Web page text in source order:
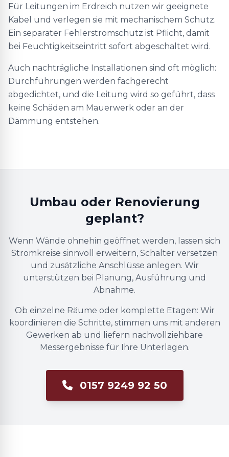
Für Leitungen im Erdreich nutzen wir geeignete
Kabel und verlegen sie mit mechanischem Schutz.
Ein separater Fehlerstromschutz ist Pflicht, damit
bei Feuchtigkeitseintritt sofort abgeschaltet wird.
Auch nachträgliche Installationen sind oft möglich:
Durchführungen werden fachgerecht
abgedichtet, und die Leitung wird so geführt, dass
keine Schäden am Mauerwerk oder an der
Dämmung entstehen.
Umbau oder Renovierung
geplant?
Wenn Wände ohnehin geöffnet werden, lassen sich
Stromkreise sinnvoll erweitern, Schalter versetzen
und zusätzliche Anschlüsse anlegen. Wir
unterstützen bei Planung, Ausführung und
Abnahme.
Ob einzelne Räume oder komplette Etagen: Wir
koordinieren die Schritte, stimmen uns mit anderen
Gewerken ab und liefern nachvollziehbare
Messergebnisse für Ihre Unterlagen.
0157 9249 92 50